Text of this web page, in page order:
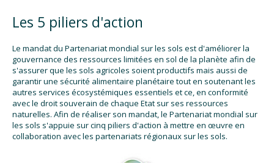
Les 5 piliers d'action
Le mandat du Partenariat mondial sur les sols est d'améliorer la
gouvernance des ressources limitées en sol de la planète afin de
s'assurer que les sols agricoles soient productifs mais aussi de
garantir une sécurité alimentaire planétaire tout en soutenant les
autres services écosystémiques essentiels et ce, en conformité
avec le droit souverain de chaque Etat sur ses ressources
naturelles. Afin de réaliser son mandat, le Partenariat mondial sur
les sols s'appuie sur cinq piliers d'action à mettre en œuvre en
collaboration avec les partenariats régionaux sur les sols.